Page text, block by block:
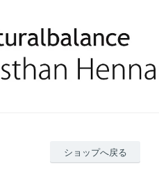
ショップへ戻る